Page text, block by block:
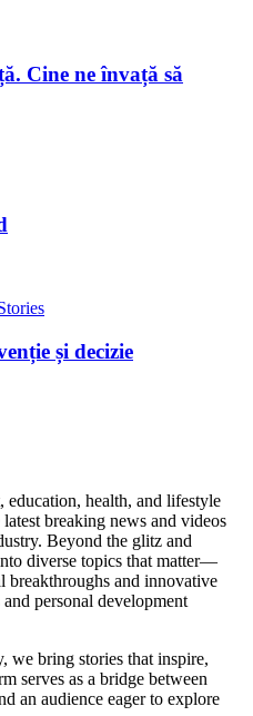
Cine ne învață să
și decizie
education, health, and lifestyle
breaking news and videos
Beyond the glitz and
diverse topics that matter—
breakthroughs and innovative
personal development
we bring stories that inspire,
serves as a bridge between
an audience eager to explore